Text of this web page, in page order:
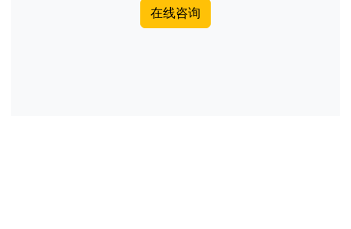
在线咨询